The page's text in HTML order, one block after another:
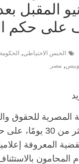
2 يونيو المقبل
على حكم
الحبس الاحتياطي, الحكومة
, مصر
المصرية للحقوق
عقب مرور أكثر من
المعروفة إعلاميا
المحامون